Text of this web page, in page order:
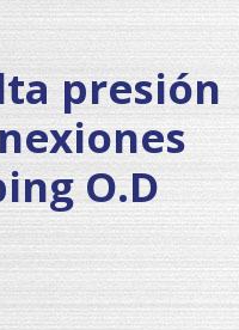
presión
O.D